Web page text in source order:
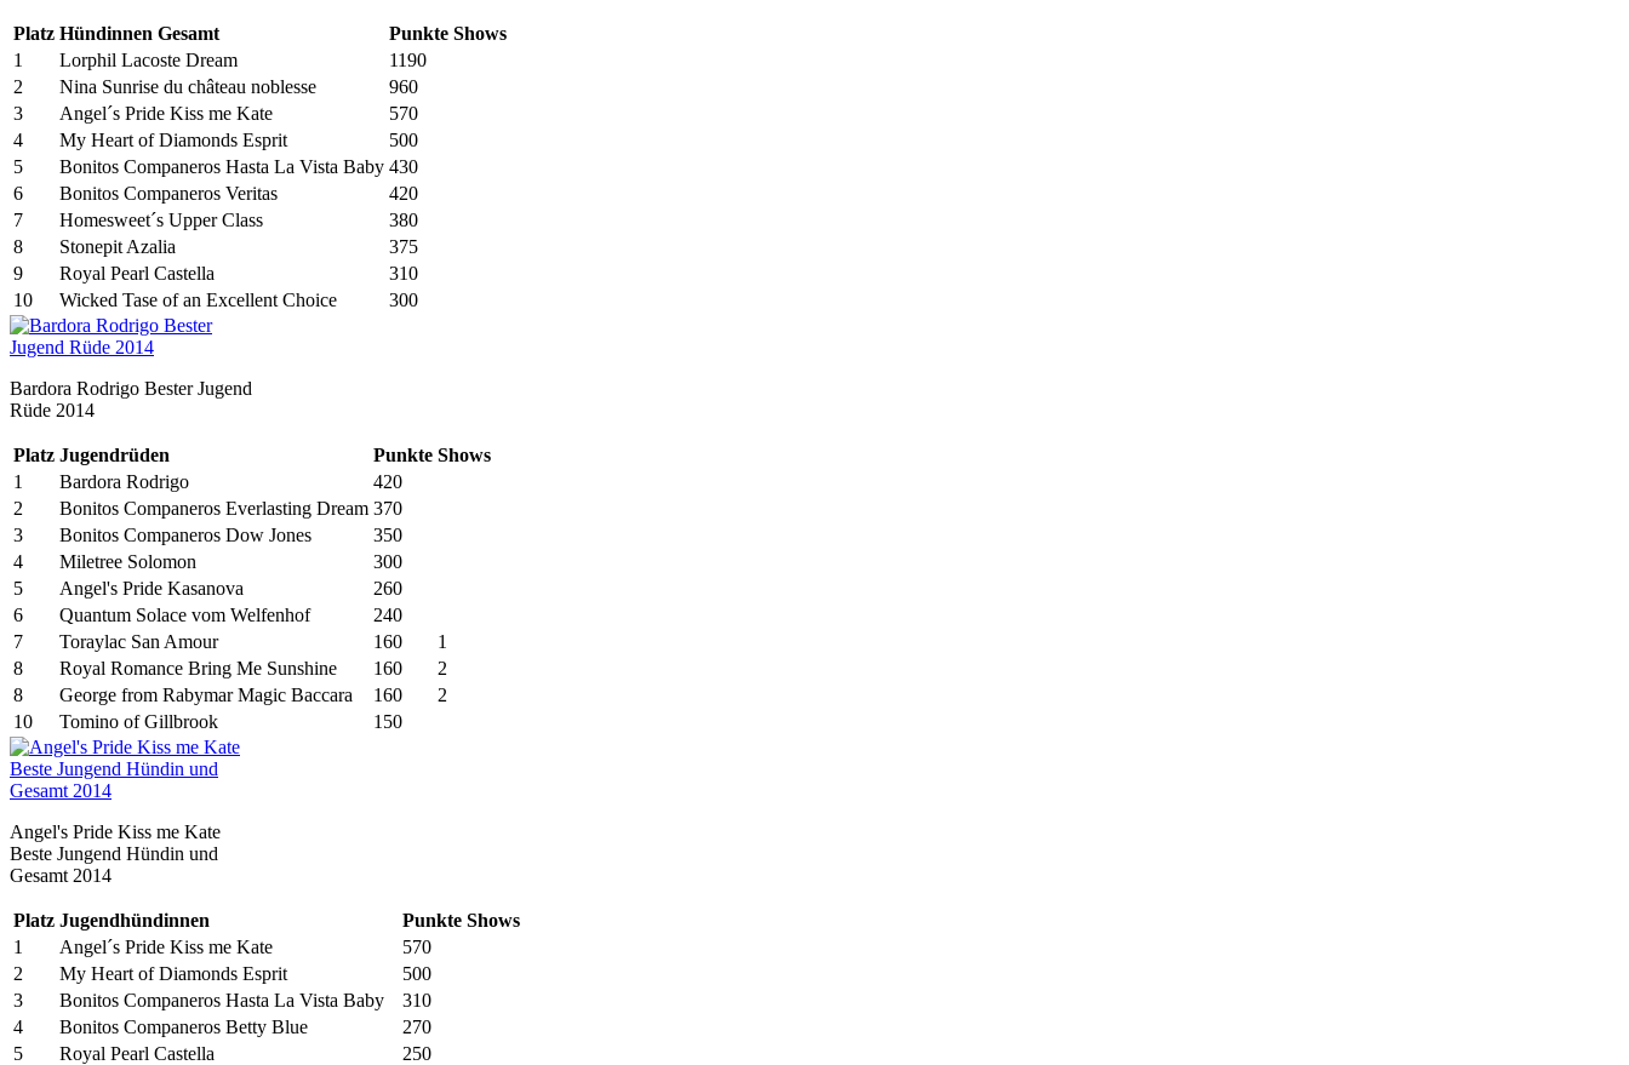
Platz Hündinnen Gesamt Punkte Shows
1
Lorphil Lacoste Dream
1190
2
Nina Sunrise du château noblesse
960
3
Angel´s Pride Kiss me Kate
570
4
My Heart of Diamonds Esprit
500
5
Bonitos Companeros Hasta La Vista Baby 430
6
Bonitos Companeros Veritas
420
7
Homesweet´s Upper Class
380
8
Stonepit Azalia
375
9
Royal Pearl Castella
310
10
Wicked Tase of an Excellent Choice 300
Bardora Rodrigo Bester Jugend
Rüde 2014
Platz Jugendrüden Punkte Shows
1
Bardora Rodrigo
420
2
Bonitos Companeros Everlasting Dream 370
3
Bonitos Companeros Dow Jones
350
4
Miletree Solomon
300
5
Angel's Pride Kasanova
260
6
Quantum Solace vom Welfenhof
240
7
Toraylac San Amour 160
1
8
Royal Romance Bring Me Sunshine 160
2
8
George from Rabymar Magic Baccara 160
2
10
Tomino of Gillbrook 150
Angel's Pride Kiss me Kate
Beste Jungend Hündin und
Gesamt 2014
Platz Jugendhündinnen Punkte Shows
1
Angel´s Pride Kiss me Kate
570
2
My Heart of Diamonds Esprit
500
3
Bonitos Companeros Hasta La Vista Baby
310
4
Bonitos Companeros Betty Blue
270
5
Royal Pearl Castella
250